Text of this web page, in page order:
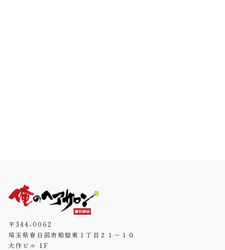
〒344-0062
埼玉県春日部市粕壁東１丁目２１−１０
大作ビル 1F